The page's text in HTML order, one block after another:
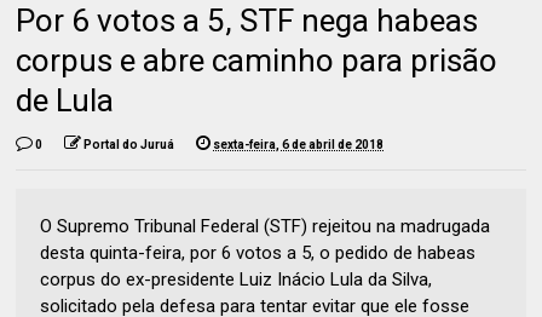
Por 6 votos a 5, STF nega habeas
corpus e abre caminho para prisão
de Lula
0 Portal do Juruá sexta-feira, 6 de abril de 2018
O Supremo Tribunal Federal (STF) rejeitou na madrugada
desta quinta-feira, por 6 votos a 5, o pedido de habeas
corpus do ex-presidente Luiz Inácio Lula da Silva,
solicitado pela defesa para tentar evitar que ele fosse